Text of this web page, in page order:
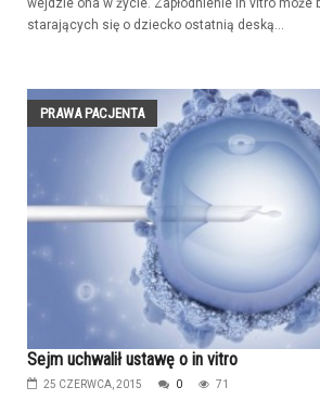
wejdzie ona w życie. Zapłodnienie in vitro może
starających się o dziecko ostatnią deską...
PRAWA PACJENTA
Sejm uchwalił ustawę o in vitro
25 CZERWCA, 2015 0 71